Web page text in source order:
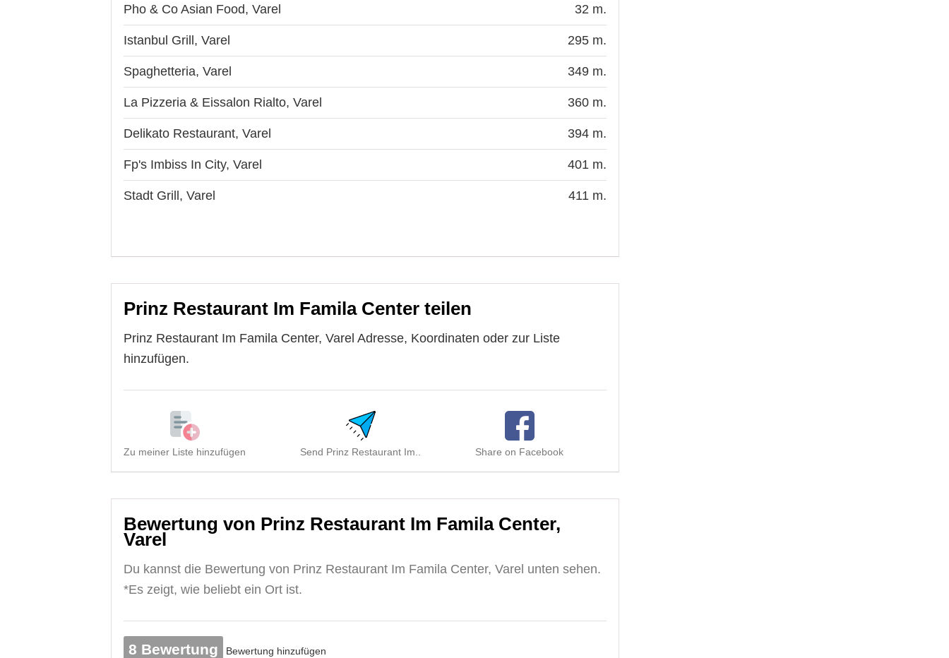
Pho & Co Asian Food, Varel 32 m.
Istanbul Grill, Varel 295 m.
Spaghetteria, Varel 349 m.
La Pizzeria & Eissalon Rialto, Varel 360 m.
Delikato Restaurant, Varel 394 m.
Fp's Imbiss In City, Varel 401 m.
Stadt Grill, Varel 411 m.
Prinz Restaurant Im Famila Center teilen
Prinz Restaurant Im Famila Center, Varel Adresse, Koordinaten oder zur Liste
hinzufügen.
Zu meiner Liste hinzufügen Send Prinz Restaurant Im.. Share on Facebook
Bewertung von Prinz Restaurant Im Famila Center,
Varel
Du kannst die Bewertung von Prinz Restaurant Im Famila Center, Varel unten sehen.
*Es zeigt, wie beliebt ein Ort ist.
8 Bewertung Bewertung hinzufügen